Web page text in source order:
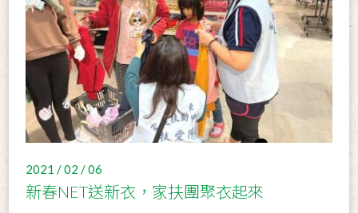
2021 / 02 / 06
新春NET送新衣，家扶團聚衣起來